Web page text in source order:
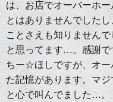
は、お店でオーバーホ
とはありませんでした
ことさえも知りません
と思ってます…。感謝
ちー☆ほしですが、オー
た記憶があります。マ
と心で叫んでました…。